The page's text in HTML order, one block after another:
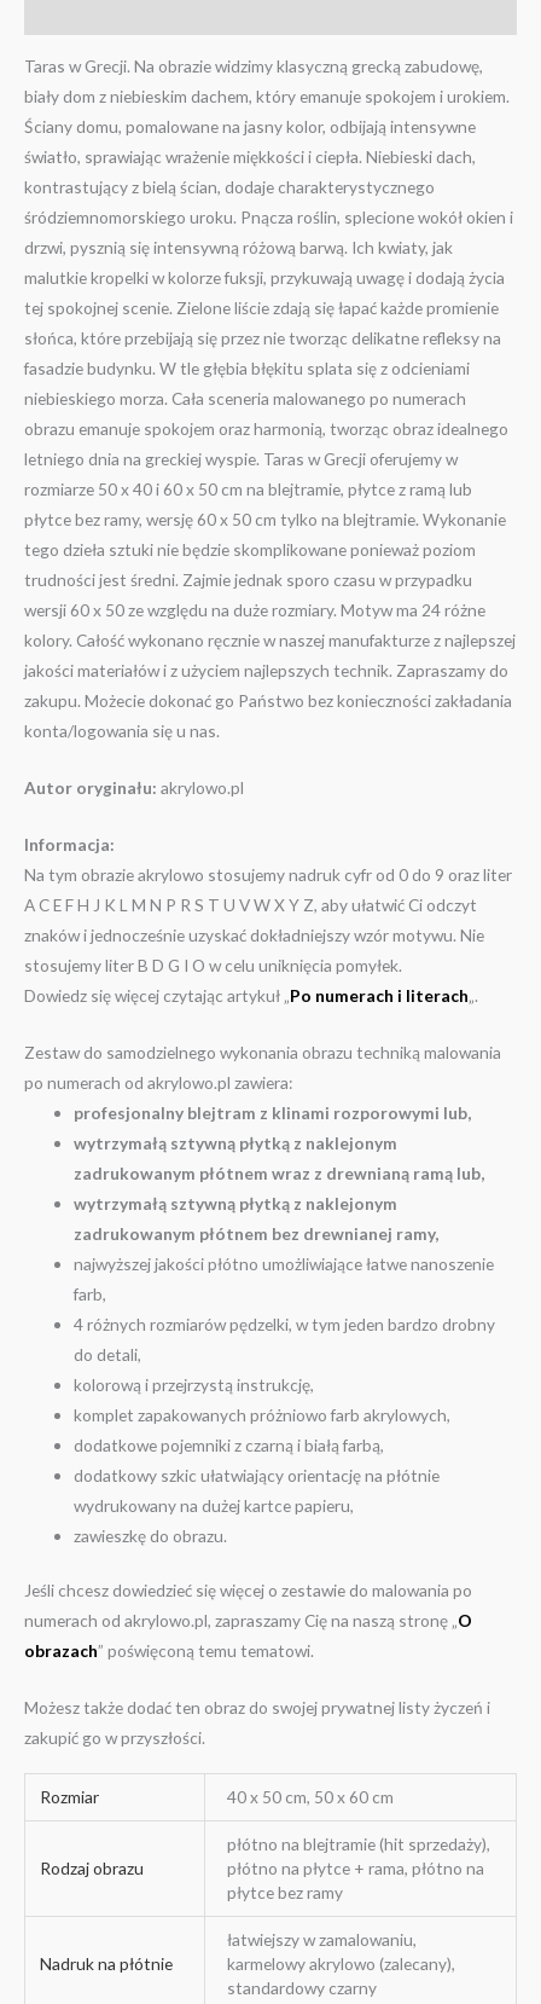
Taras w Grecji. Na obrazie widzimy klasyczną grecką zabudowę,
biały dom z niebieskim dachem, który emanuje spokojem i urokiem.
Ściany domu, pomalowane na jasny kolor, odbijają intensywne
światło, sprawiając wrażenie miękkości i ciepła. Niebieski dach,
kontrastujący z bielą ścian, dodaje charakterystycznego
śródziemnomorskiego uroku. Pnącza roślin, splecione wokół okien i
drzwi, pysznią się intensywną różową barwą. Ich kwiaty, jak
malutkie kropelki w kolorze fuksji, przykuwają uwagę i dodają życia
tej spokojnej scenie. Zielone liście zdają się łapać każde promienie
słońca, które przebijają się przez nie tworząc delikatne refleksy na
fasadzie budynku. W tle głębia błękitu splata się z odcieniami
niebieskiego morza. Cała sceneria malowanego po numerach
obrazu emanuje spokojem oraz harmonią, tworząc obraz idealnego
letniego dnia na greckiej wyspie. Taras w Grecji oferujemy w
rozmiarze 50 x 40 i 60 x 50 cm na blejtramie, płytce z ramą lub
płytce bez ramy, wersję 60 x 50 cm tylko na blejtramie. Wykonanie
tego dzieła sztuki nie będzie skomplikowane ponieważ poziom
trudności jest średni. Zajmie jednak sporo czasu w przypadku
wersji 60 x 50 ze względu na duże rozmiary. Motyw ma 24 różne
kolory. Całość wykonano ręcznie w naszej manufakturze z najlepszej
jakości materiałów i z użyciem najlepszych technik. Zapraszamy do
zakupu. Możecie dokonać go Państwo bez konieczności zakładania
konta/logowania się u nas.
Autor oryginału: akrylowo.pl
Informacja:
Na tym obrazie akrylowo stosujemy nadruk cyfr od 0 do 9 oraz liter
A C E F H J K L M N P R S T U V W X Y Z, aby ułatwić Ci odczyt
znaków i jednocześnie uzyskać dokładniejszy wzór motywu. Nie
stosujemy liter B D G I O w celu uniknięcia pomyłek.
Dowiedz się więcej czytając artykuł „Po numerach i literach„.
Zestaw do samodzielnego wykonania obrazu techniką malowania
po numerach od akrylowo.pl zawiera:
profesjonalny blejtram z klinami rozporowymi lub,
wytrzymałą sztywną płytką z naklejonym
zadrukowanym płótnem wraz z drewnianą ramą lub,
wytrzymałą sztywną płytką z naklejonym
zadrukowanym płótnem bez drewnianej ramy,
najwyższej jakości płótno umożliwiające łatwe nanoszenie
farb,
4 różnych rozmiarów pędzelki, w tym jeden bardzo drobny
do detali,
kolorową i przejrzystą instrukcję,
komplet zapakowanych próżniowo farb akrylowych,
dodatkowe pojemniki z czarną i białą farbą,
dodatkowy szkic ułatwiający orientację na płótnie
wydrukowany na dużej kartce papieru,
zawieszkę do obrazu.
Jeśli chcesz dowiedzieć się więcej o zestawie do malowania po
numerach od akrylowo.pl, zapraszamy Cię na naszą stronę „O
obrazach” poświęconą temu tematowi.
Możesz także dodać ten obraz do swojej prywatnej listy życzeń i
zakupić go w przyszłości.
Rozmiar 40 x 50 cm, 50 x 60 cm
Rodzaj obrazu
płótno na blejtramie (hit sprzedaży),
płótno na płytce + rama, płótno na
płytce bez ramy
Nadruk na płótnie
łatwiejszy w zamalowaniu,
karmelowy akrylowo (zalecany),
standardowy czarny